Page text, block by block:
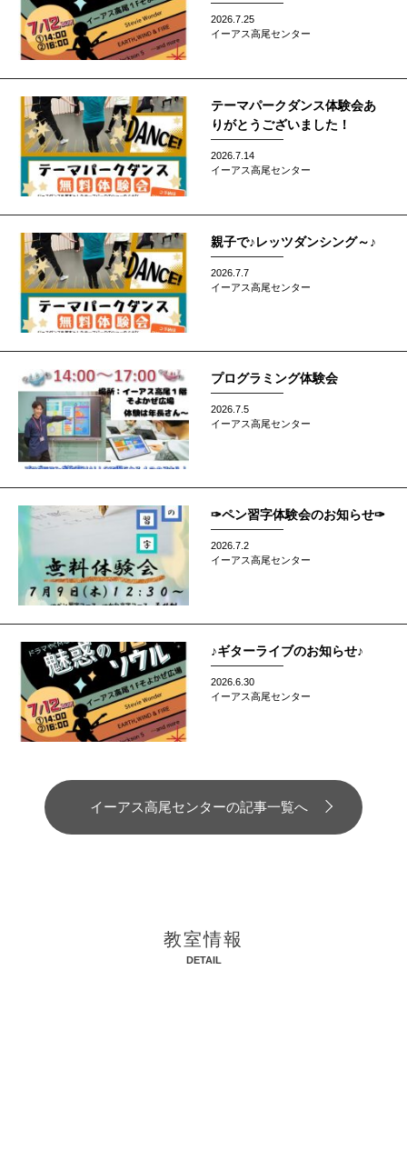
2026.7.25
イーアス高尾センター
テーマパークダンス体験会あ
りがとうございました！
2026.7.14
イーアス高尾センター
親子で♪レッツダンシング～♪
2026.7.7
イーアス高尾センター
プログラミング体験会
2026.7.5
イーアス高尾センター
✑ペン習字体験会のお知らせ✑
2026.7.2
イーアス高尾センター
♪ギターライブのお知らせ♪
2026.6.30
イーアス高尾センター
イーアス高尾センターの記事一覧へ
教室情報
DETAIL